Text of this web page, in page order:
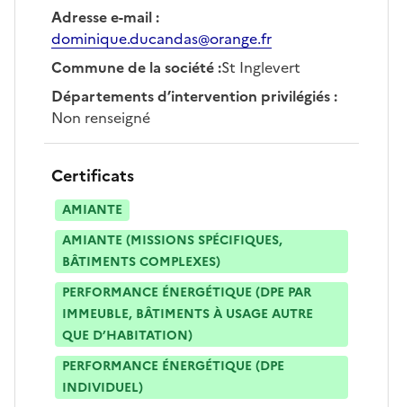
Adresse e-mail:
dominique.ducandas@orange.fr
Commune de la société:St Inglevert
Départements d’intervention privilégiés:
Non renseigné
Certificats
AMIANTE
AMIANTE (MISSIONS SPÉCIFIQUES,
BÂTIMENTS COMPLEXES)
PERFORMANCE ÉNERGÉTIQUE (DPE PAR
IMMEUBLE, BÂTIMENTS À USAGE AUTRE
QUE D’HABITATION)
PERFORMANCE ÉNERGÉTIQUE (DPE
INDIVIDUEL)